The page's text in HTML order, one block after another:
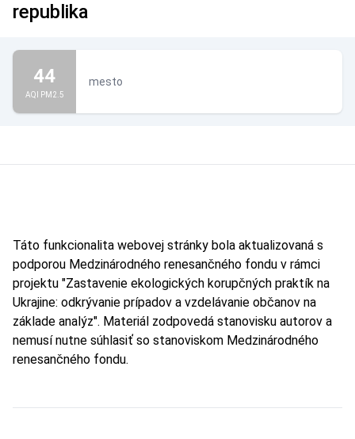
republika
44
AQI PM2.5
mesto
Táto funkcionalita webovej stránky bola aktualizovaná s
podporou Medzinárodného renesančného fondu v rámci
projektu "Zastavenie ekologických korupčných praktík na
Ukrajine: odkrývanie prípadov a vzdelávanie občanov na
základe analýz". Materiál zodpovedá stanovisku autorov a
nemusí nutne súhlasiť so stanoviskom Medzinárodného
renesančného fondu.